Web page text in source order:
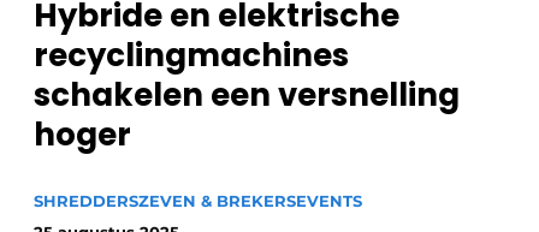
recyclingstroom in België
Vacature aanmelden
Vacatures
Video’s
Safety First
Kranen
Hybride en elektrische
recyclingmachines
schakelen een versnelling
hoger
SHREDDERSZEVEN & BREKERSEVENTS